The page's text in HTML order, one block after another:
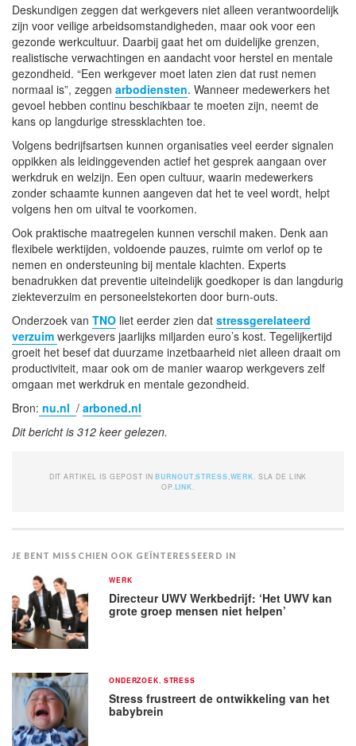
Deskundigen zeggen dat werkgevers niet alleen verantwoordelijk
zijn voor veilige arbeidsomstandigheden, maar ook voor een
gezonde werkcultuur. Daarbij gaat het om duidelijke grenzen,
realistische verwachtingen en aandacht voor herstel en mentale
gezondheid. “Een werkgever moet laten zien dat rust nemen
normaal is”, zeggen arbodiensten. Wanneer medewerkers het
gevoel hebben continu beschikbaar te moeten zijn, neemt de
kans op langdurige stressklachten toe.
Volgens bedrijfsartsen kunnen organisaties veel eerder signalen
oppikken als leidinggevenden actief het gesprek aangaan over
werkdruk en welzijn. Een open cultuur, waarin medewerkers
zonder schaamte kunnen aangeven dat het te veel wordt, helpt
volgens hen om uitval te voorkomen.
Ook praktische maatregelen kunnen verschil maken. Denk aan
flexibele werktijden, voldoende pauzes, ruimte om verlof op te
nemen en ondersteuning bij mentale klachten. Experts
benadrukken dat preventie uiteindelijk goedkoper is dan langdurig
ziekteverzuim en personeelstekorten door burn-outs.
Onderzoek van TNO liet eerder zien dat stressgerelateerd
verzuim werkgevers jaarlijks miljarden euro’s kost. Tegelijkertijd
groeit het besef dat duurzame inzetbaarheid niet alleen draait om
productiviteit, maar ook om de manier waarop werkgevers zelf
omgaan met werkdruk en mentale gezondheid.
Bron: nu.nl / arboned.nl
Dit bericht is 312 keer gelezen.
DIT ARTIKEL IS GEPOST INBURNOUT ,STRESS WERK . SLA DE LINK
OP. LINK
JE BENT MISSCHIEN OOK GEÏNTERESSEERD IN
WERK
Directeur UWV Werkbedrijf: ‘Het UWV kan
grote groep mensen niet helpen’
ONDERZOEK STRESS
Stress frustreert de ontwikkeling van het
babybrein